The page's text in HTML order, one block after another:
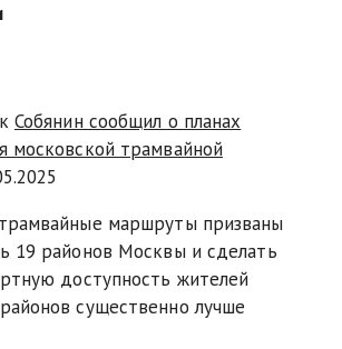
Собянин сообщил о планах
московской трамвайной
маршруты призваны
19 районов Москвы и сделать
доступность жителей
существенно лучше